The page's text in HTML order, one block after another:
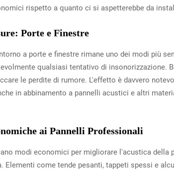
rispetto a quanto ci si aspetterebbe da
Porte e Finestre
a porte e finestre rimane uno dei modi più
qualsiasi tentativo di insonorizzazione.
le perdite di rumore. L'effetto è davvero
in abbinamento a pannelli acustici e altri
ai Pannelli Professionali
modi economici per migliorare l'acustica
Elementi come tende pesanti, tappeti spessi e